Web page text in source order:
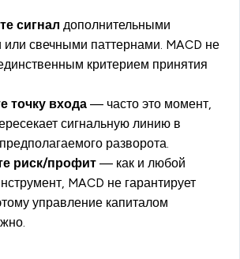
сигнал дополнительными
или свечными паттернами. MACD не
критерием принятия
точку входа — часто это момент,
сигнальную линию в
разворота.
риск/профит — как и любой
MACD не гарантирует
управление капиталом